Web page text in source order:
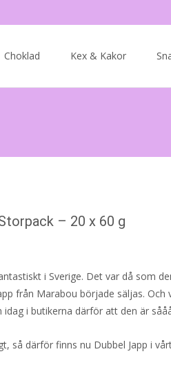
Choklad Kex & Kakor
– 20 x 60 g
i Sverige. Det var då som
från Marabou började säljas. Och
i butikerna därför att den är
så därför finns nu Dubbel Japp i